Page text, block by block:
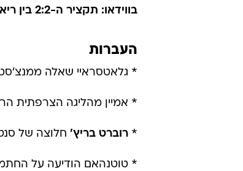
בווידאו: תקציר ה-2:2 בין ריאל מדריד לוולנסיה
העברות
* גלאטסראיי שאלה
* אמיין מהליגה הצרפתית
* רוברט בריץ' חלוצה של
* טוטנהאם הודיעה על